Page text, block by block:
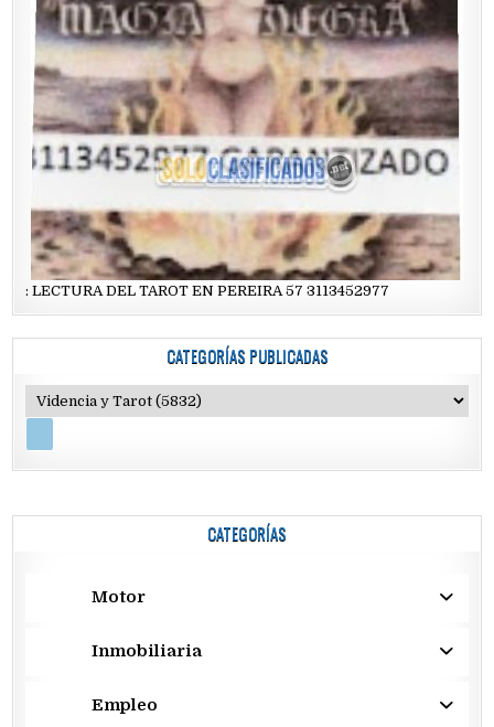
: LECTURA DEL TAROT EN PEREIRA 57 3113452977
CATEGORÍAS PUBLICADAS
CATEGORÍAS
Motor
Inmobiliaria
Empleo